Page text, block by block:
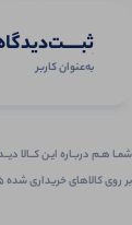
به‌عنوان کاربر
شمـا هـم دربـاره ایـن کــالا
بر روی کالاهای خریداری شده ۵ امتیاز دریافت کنید.